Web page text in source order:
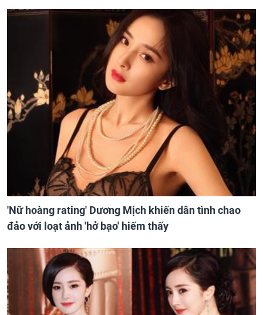
'Nữ hoàng rating' Dương Mịch khiến dân tình chao
đảo với loạt ảnh 'hở bạo' hiếm thấy